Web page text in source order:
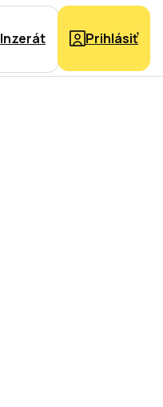
Inzerát Prihlásiť